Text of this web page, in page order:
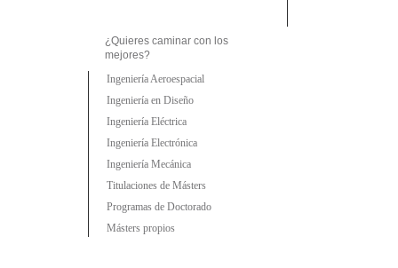
¿Quieres caminar con los
mejores?
Ingeniería Aeroespacial
Ingeniería en Diseño
Ingeniería Eléctrica
Ingeniería Electrónica
Ingeniería Mecánica
Titulaciones de Másters
Programas de Doctorado
Másters propios